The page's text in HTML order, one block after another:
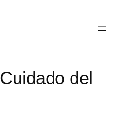
Cuidado del